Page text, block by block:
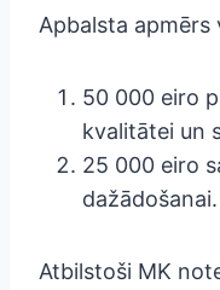
Apbalsta apmērs
50 000 eiro
kvalitātei un
25 000 eiro
dažādošanai.
Atbilstoši MK